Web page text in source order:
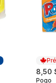
8,50
Pogo